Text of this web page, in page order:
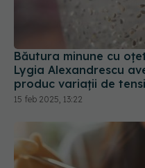
Băutura minune cu
Lygia Alexandrescu
produc variații de
15 feb 2025, 13:22